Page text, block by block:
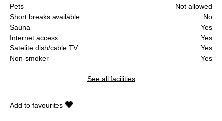
Pets
Not allowed
Short breaks available
No
Sauna
Yes
Internet access
Yes
Satelite dish/cable TV
Yes
Non-smoker
Yes
See all facilities
Add to favourites